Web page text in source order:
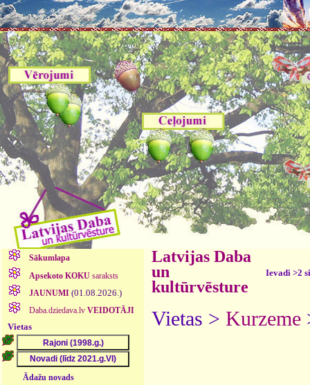
Sākumlapa
Apsekoto KOKUsaraksts
JAUNUMI (01.08.2026.)
Daba.dziedava.lv VEIDOTĀJI
Vietas
Ādažu novads
Latvijas Daba
un
kultūrvēsture
Ievadi >2
Vietas > Kurzeme